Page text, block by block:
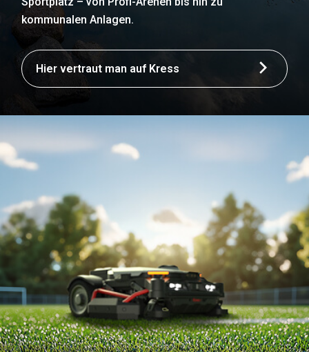
kommunalen Anlagen.
Hier vertraut man auf Kress